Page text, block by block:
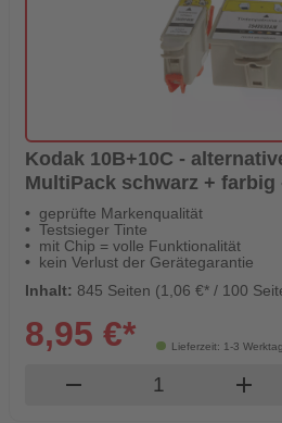
Kodak 10B+10C -
MultiPack schwarz +
geprüfte Markenqualität
Testsieger Tinte
mit Chip = volle Funktionalität
kein Verlust der Gerätegarantie
Inhalt: 845 Seiten (1,06 €* / 100
Lieferzeit: 1-3
8,95 €*
remove Produkt add